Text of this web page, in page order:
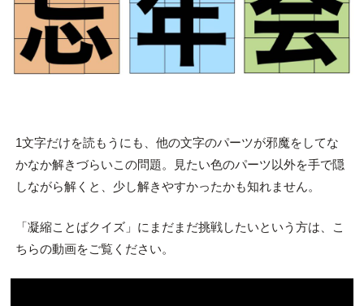
1文字だけを読もうにも、他の文字のパーツが邪魔をしてな
かなか解きづらいこの問題。見たい色のパーツ以外を手で隠
しながら解くと、少し解きやすかったかも知れません。
「凝縮ことばクイズ」にまだまだ挑戦したいという方は、こ
ちらの動画をご覧ください。